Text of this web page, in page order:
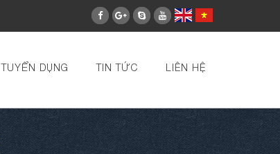
TUYỂN DỤNG TIN TỨC LIÊN HỆ